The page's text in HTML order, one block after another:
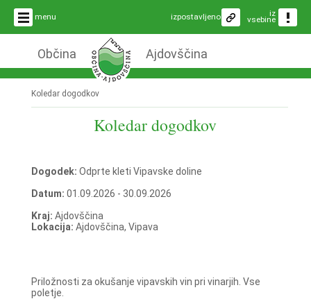
menu iz
vsebine
izpostavljeno
Občina Ajdovščina
Koledar dogodkov
Koledar dogodkov
Dogodek: Odprte kleti Vipavske doline
Datum: 01.09.2026 - 30.09.2026
Kraj: Ajdovščina
Lokacija: Ajdovščina, Vipava
Priložnosti za okušanje vipavskih vin pri vinarjih. Vse
poletje.